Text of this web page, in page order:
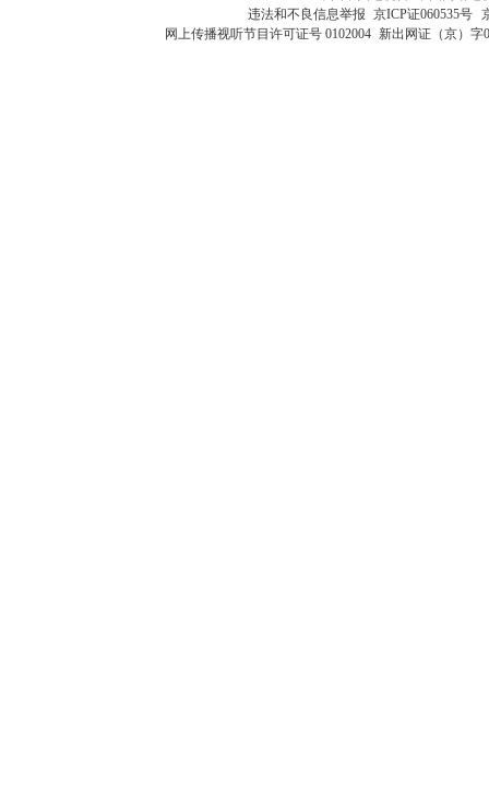
违法和不良信息举报 京ICP证060535号
网上传播视听节目许可证号 0102004 新出网证（京）